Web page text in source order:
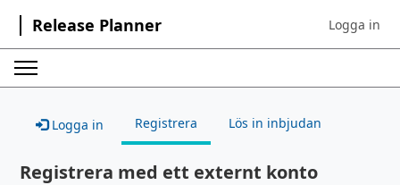
Release Planner Sign in to
Logga in
Logga in Registrera Lös in inbjudan
Registrera med ett externt konto